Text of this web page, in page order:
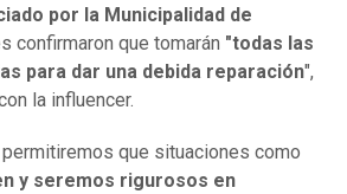
por la Municipalidad de
confirmaron que tomarán "todas las
para dar una debida reparación",
la influencer.
que situaciones como
y seremos rigurosos en